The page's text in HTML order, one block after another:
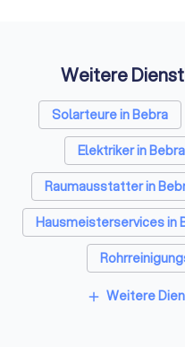
Weitere
Solarteure in Bebra
Elektriker in Bebra
Raumausstatter in
Hausmeisterservices in
add Weitere